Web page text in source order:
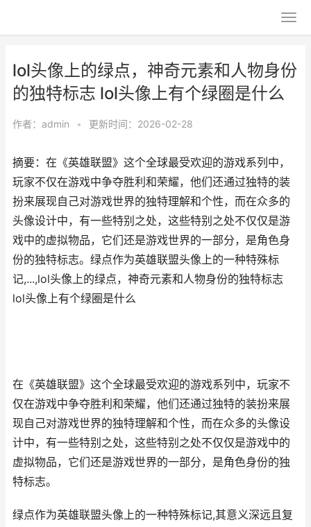
lol头像上的绿点，神奇元素和人物身份
的独特标志 lol头像上有个绿圈是什么
作者： admin • 更新时间：2026-02-28
摘要：在《英雄联盟》这个全球最受欢迎的游戏系列中，
玩家不仅在游戏中争夺胜利和荣耀，他们还通过独特的装
扮来展现自己对游戏世界的独特理解和个性，而在众多的
头像设计中，有一些特别之处，这些特别之处不仅仅是游
戏中的虚拟物品，它们还是游戏世界的一部分，是角色身
份的独特标志。绿点作为英雄联盟头像上的一种特殊标
记,...,lol头像上的绿点，神奇元素和人物身份的独特标志
lol头像上有个绿圈是什么
在《英雄联盟》这个全球最受欢迎的游戏系列中，玩家不
仅在游戏中争夺胜利和荣耀，他们还通过独特的装扮来展
现自己对游戏世界的独特理解和个性，而在众多的头像设
计中，有一些特别之处，这些特别之处不仅仅是游戏中的
虚拟物品，它们还是游戏世界的一部分，是角色身份的独
特标志。
绿点作为英雄联盟头像上的一种特殊标记,其意义深远且复